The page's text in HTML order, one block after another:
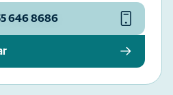
646 8686